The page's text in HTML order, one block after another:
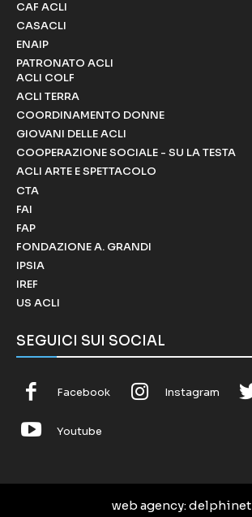
CAF ACLI
CASACLI
ENAIP
PATRONATO ACLI
ACLI COLF
ACLI TERRA
COORDINAMENTO DONNE
GIOVANI DELLE ACLI
COOPERAZIONE SOCIALE - SU LA TESTA
ACLI ARTE E SPETTACOLO
CTA
FAI
FAP
FONDAZIONE A. GRANDI
IPSIA
IREF
US ACLI
SEGUICI SUI SOCIAL
Facebook Instagram
Youtube
web agency: delphinet